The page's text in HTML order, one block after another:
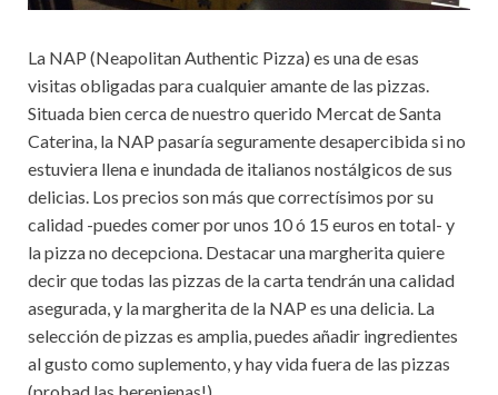
La NAP (Neapolitan Authentic Pizza) es una de esas
visitas obligadas para cualquier amante de las pizzas.
Situada bien cerca de nuestro querido Mercat de Santa
Caterina, la NAP pasaría seguramente desapercibida si no
estuviera llena e inundada de italianos nostálgicos de sus
delicias. Los precios son más que correctísimos por su
calidad -puedes comer por unos 10 ó 15 euros en total- y
la pizza no decepciona. Destacar una margherita quiere
decir que todas las pizzas de la carta tendrán una calidad
asegurada, y la margherita de la NAP es una delicia. La
selección de pizzas es amplia, puedes añadir ingredientes
al gusto como suplemento, y hay vida fuera de las pizzas